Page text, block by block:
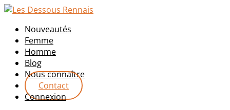
Nouveautés
Femme
Homme
Blog
Nous connaître
Contact
Connexion